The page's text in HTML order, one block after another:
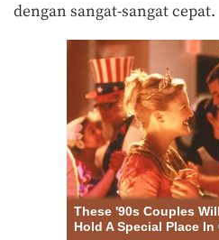
dengan sangat-sangat cepat.